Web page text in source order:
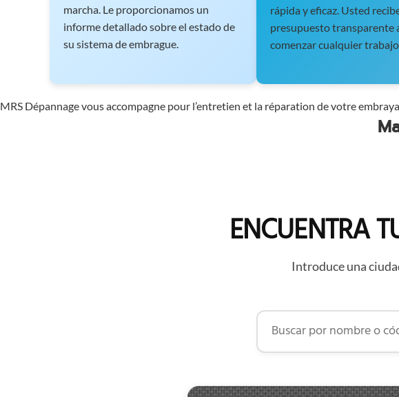
marcha. Le proporcionamos un
informe detallado sobre el estado de
su sistema de embrague.
rápida y eficaz. Usted
presupuesto transparente
comenzar cualquier
MRS Dépannage vous accompagne pour l’entretien et la réparation de votre
ENCUENTRA
Introduce una
Buscar por nombre o código